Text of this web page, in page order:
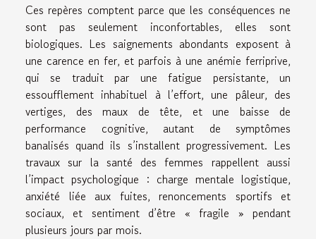
Ces repères comptent parce que les conséquences ne
sont pas seulement inconfortables, elles sont
biologiques. Les saignements abondants exposent à
une carence en fer, et parfois à une anémie ferriprive,
qui se traduit par une fatigue persistante, un
essoufflement inhabituel à l’effort, une pâleur, des
vertiges, des maux de tête, et une baisse de
performance cognitive, autant de symptômes
banalisés quand ils s’installent progressivement. Les
travaux sur la santé des femmes rappellent aussi
l’impact psychologique : charge mentale logistique,
anxiété liée aux fuites, renoncements sportifs et
sociaux, et sentiment d’être « fragile » pendant
plusieurs jours par mois.